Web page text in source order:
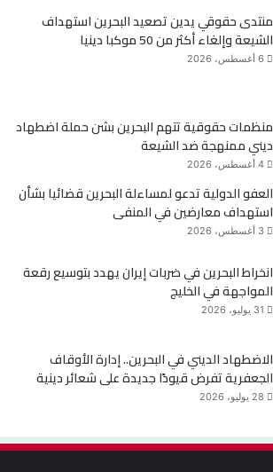
منتدى حقوقي يدين تصعيد البحرين استهداف
الشيعة وإلغاء أكثر من 50 موكبا دينيا
6 أغسطس، 2026
منظمات حقوقية تتهم البحرين بشن حملة اضطهاد
ديني ممنهجة ضد الشيعة
4 أغسطس، 2026
العفو الدولية تدعو لمساءلة البحرين قضائيا بشأن
استهداف معارضين في المنفى
3 أغسطس، 2026
انخراط البحرين في ضربات إيران يهدد بتوسيع رقعة
المواجهة في الخليج
31 يوليو، 2026
الاضطهاد الديني في البحرين.. إدارة الأوقاف
الجعفرية تفرض قيودًا جديدة على شعائر دينية
28 يوليو، 2026